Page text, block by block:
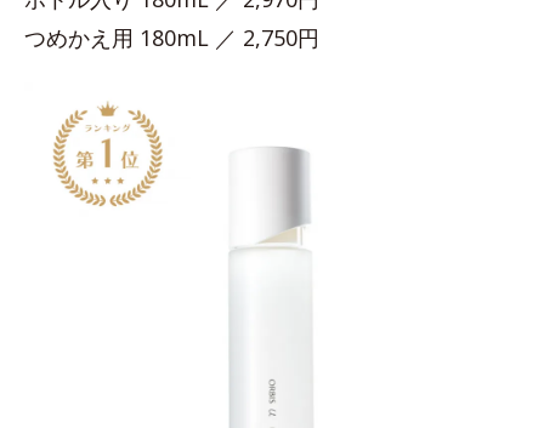
つめかえ用 180mL ／ 2,750円